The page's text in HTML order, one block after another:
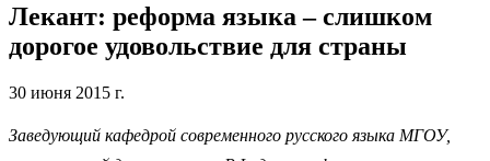
Лекант: реформа языка – слишком
дорогое удовольствие для страны
30 июня 2015 г.
Заведующий кафедрой современного русского языка МГОУ,